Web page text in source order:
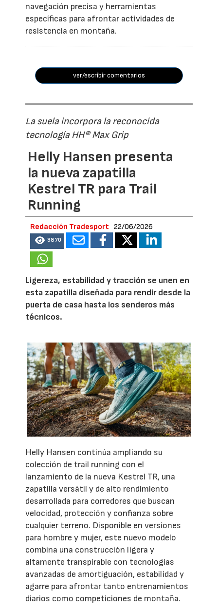
navegación precisa y herramientas
específicas para afrontar actividades de
resistencia en montaña.
ver/escribir comentarios
La suela incorpora la reconocida
tecnología HH® Max Grip
Helly Hansen presenta
la nueva zapatilla
Kestrel TR para Trail
Running
Redacción Tradesport 22/06/2026
3870
Ligereza, estabilidad y tracción se unen en
esta zapatilla diseñada para rendir desde la
puerta de casa hasta los senderos más
técnicos.
Helly Hansen continúa ampliando su
colección de trail running con el
lanzamiento de la nueva Kestrel TR, una
zapatilla versátil y de alto rendimiento
desarrollada para corredores que buscan
velocidad, protección y confianza sobre
cualquier terreno. Disponible en versiones
para hombre y mujer, este nuevo modelo
combina una construcción ligera y
altamente transpirable con tecnologías
avanzadas de amortiguación, estabilidad y
agarre para afrontar tanto entrenamientos
diarios como competiciones de montaña.